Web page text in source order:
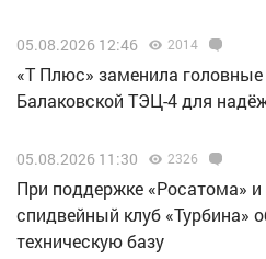
05.08.2026 12:46 2014
«Т Плюс» заменила головные
Балаковской ТЭЦ-4 для
05.08.2026 11:30 2326
При поддержке «Росатома»
спидвейный клуб «Турбина»
техническую базу